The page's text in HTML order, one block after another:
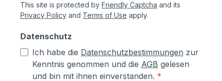
This site is protected by Friendly Captcha and its
Privacy Policy and Terms of Use apply.
Datenschutz
Ich habe die Datenschutzbestimmungen zur
Kenntnis genommen und die AGB gelesen
und bin mit ihnen einverstanden. *